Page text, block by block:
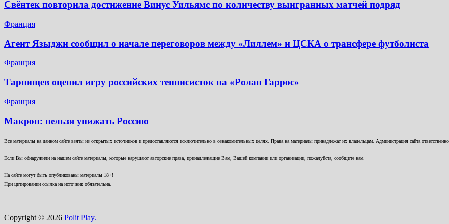
Свёнтек повторила достижение Винус Уильямс по количеству выигранных матчей подряд
Франция
Агент Языджи сообщил о начале переговоров между «Лиллем» и ЦСКА о трансфере футболиста
Франция
Тарпищев оценил игру российских теннисисток на «Ролан Гаррос»
Франция
Макрон: нельзя унижать Россию
Все материалы на данном сайте взяты из открытых источников и предоставляются исключительно в ознакомительных целях. Права на материалы принадлежат их владельцам. Администрация сайта
Если Вы обнаружили на нашем сайте материалы, которые нарушают авторские права, принадлежащие Вам, Вашей компании или организации, пожалуйста, сообщите нам.
На сайте могут быть опубликованы материалы 18+!
При цитировании ссылка на источник обязательна.
Copyright © 2026 Polit Play.